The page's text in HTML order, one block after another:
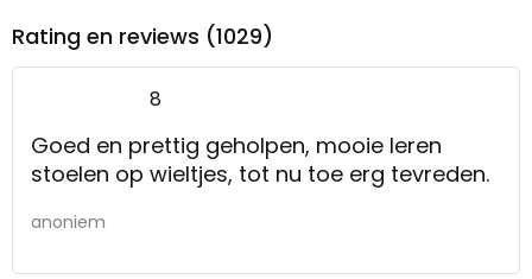
Rating en reviews (1029)
8
Goed en prettig geholpen, mooie leren
stoelen op wieltjes, tot nu toe erg tevreden.
anoniem